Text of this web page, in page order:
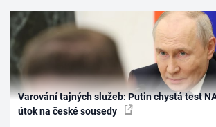
Varování tajných služeb: Putin chystá test
útok na české sousedy